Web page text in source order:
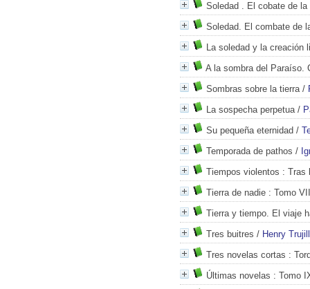
Soledad . El cobate de la
Soledad. El combate de
La soledad y la creación
A la sombra del Paraíso.
Sombras sobre la tierra/
La sospecha perpetua/
Su pequeña eternidad /
Temporada de pathos /
Tiempos violentos : Tras
Tierra de nadie : Tomo VII
Tierra y tiempo. El viaje
Tres buitres / Henry
Tres novelas cortas :
Últimas novelas : Tomo